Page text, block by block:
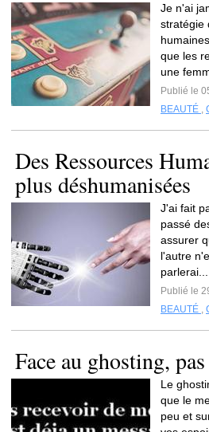
Je n'ai
stratégie
que les
une
Publié le
BEAUTÉ ,
Des Ressources
plus déshumanisées
J'ai fait
passé
assurer
l'autre
parlerai...
Publié le
BEAUTÉ ,
Face au ghosting,
Le
que le
peu et